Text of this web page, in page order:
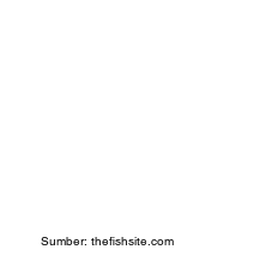
Sumber: thefishsite.com